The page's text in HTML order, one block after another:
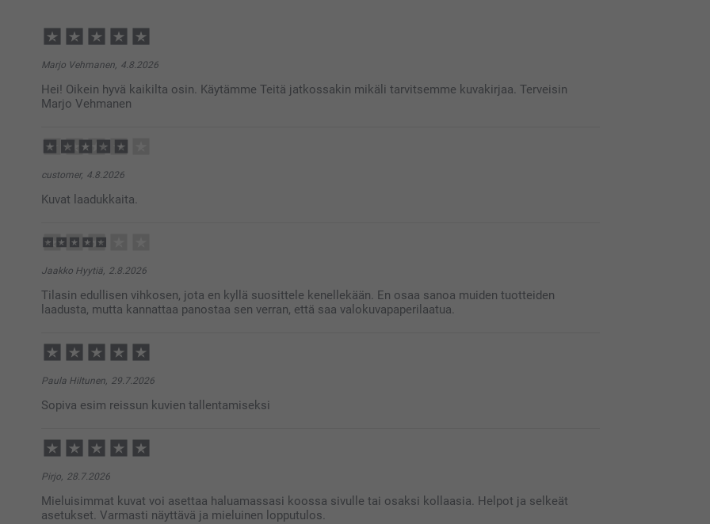
Marjo Vehmanen, 4.8.2026
Hei! Oikein hyvä kaikilta osin. Käytämme Teitä jatkossakin mikäli tarvitsemme kuvakirjaa. Terveisin
Marjo Vehmanen
customer, 4.8.2026
Kuvat laadukkaita.
Jaakko Hyytiä, 2.8.2026
Tilasin edullisen vihkosen, jota en kyllä suosittele kenellekään. En osaa sanoa muiden tuotteiden
laadusta, mutta kannattaa panostaa sen verran, että saa valokuvapaperilaatua.
Paula Hiltunen, 29.7.2026
Sopiva esim reissun kuvien tallentamiseksi
Pirjo, 28.7.2026
Mieluisimmat kuvat voi asettaa haluamassasi koossa sivulle tai osaksi kollaasia. Helpot ja selkeät
asetukset. Varmasti näyttävä ja mieluinen lopputulos.